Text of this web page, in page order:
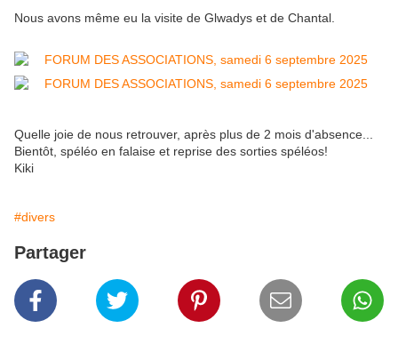
Nous avons même eu la visite de Glwadys et de Chantal.
Quelle joie de nous retrouver, après plus de 2 mois d'absence...
Bientôt, spéléo en falaise et reprise des sorties spéléos!
Kiki
#divers
Partager